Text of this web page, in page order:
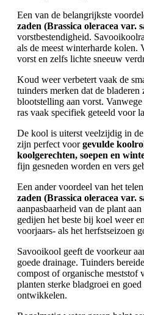
Een van de belangrijkste
zaden (Brassica oleracea var.
vorstbestendigheid.
als de meest winterharde kolen.
vorst en zelfs lichte sneeuw
Koud weer verbetert vaak de
tuinders merken dat de bladeren
blootstelling aan vorst.
ras vaak specifiek geteeld voor
De kool is uiterst veelzijdig in
zijn perfect voorgevulde
koolgerechten, soepen en
fijn gesneden worden en vers
Een ander voordeel van het
zaden (Brassica oleracea var.
aanpasbaarheid van de plant
gedijen het beste bij koel weer
voorjaars- als het herfstseizoen
Savooikool geeft de voorkeur
goede drainage. Tuinders
compost of organische meststof
planten sterke bladgroei en
ontwikkelen.